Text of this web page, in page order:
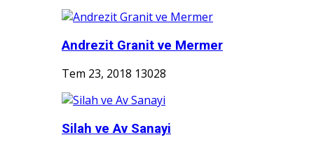
Andrezit Granit ve Mermer
Tem 23, 2018 13028
Silah ve Av Sanayi